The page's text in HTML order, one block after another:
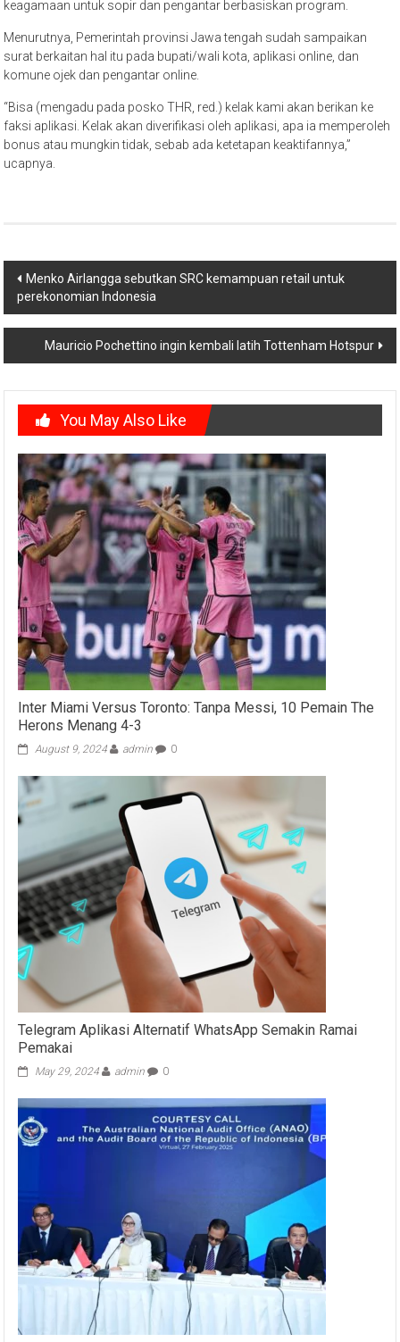
keagamaan untuk sopir dan pengantar berbasiskan program.
Menurutnya, Pemerintah provinsi Jawa tengah sudah sampaikan
surat berkaitan hal itu pada bupati/wali kota, aplikasi online, dan
komune ojek dan pengantar online.
“Bisa (mengadu pada posko THR, red.) kelak kami akan berikan ke
faksi aplikasi. Kelak akan diverifikasi oleh aplikasi, apa ia memperoleh
bonus atau mungkin tidak, sebab ada ketetapan keaktifannya,”
ucapnya.
Post
navigation
Menko Airlangga sebutkan SRC kemampuan retail untuk
perekonomian Indonesia
Mauricio Pochettino ingin kembali latih Tottenham Hotspur
You May Also Like
Inter Miami Versus Toronto: Tanpa Messi, 10 Pemain The
Herons Menang 4-3
August 9, 2024 admin 0
Telegram Aplikasi Alternatif WhatsApp Semakin Ramai
Pemakai
May 29, 2024 admin 0